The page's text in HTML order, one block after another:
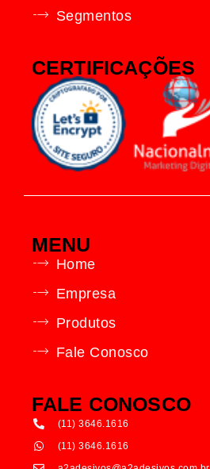
Segmentos
CERTIFICAÇÕES
MENU
Home
Empresa
Produtos
Fale Conosco
FALE CONOSCO
(11) 3646.1616
(11) 3646.1616